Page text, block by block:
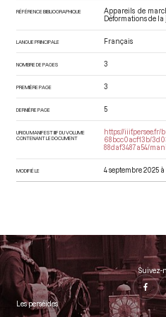
RÉFÉRENCE BIBLIOGRAPHIQUE
Appareils de
Déformations de
LANGUE PRINCIPALE Français
NOMBRE DE PAGES 3
PREMIÈRE PAGE 3
DERNIÈRE PAGE 5
URI DU MANIFEST IIIF DU VOLUME
CONTENANT LE DOCUMENT
https://iiif.persee.fr/
68bcc0acf13b/
88daf3487a54/
MODIFIÉ LE 4 septembre 2025 à
Suivez-
Les perséides